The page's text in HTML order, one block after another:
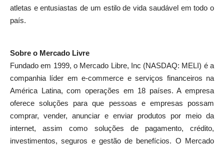
atletas e entusiastas de um estilo de vida saudável em todo o
país.
Sobre o Mercado Livre
Fundado em 1999, o Mercado Libre, Inc (NASDAQ: MELI) é a
companhia líder em e-commerce e serviços financeiros na
América Latina, com operações em 18 países. A empresa
oferece soluções para que pessoas e empresas possam
comprar, vender, anunciar e enviar produtos por meio da
internet, assim como soluções de pagamento, crédito,
investimentos, seguros e gestão de benefícios. O Mercado